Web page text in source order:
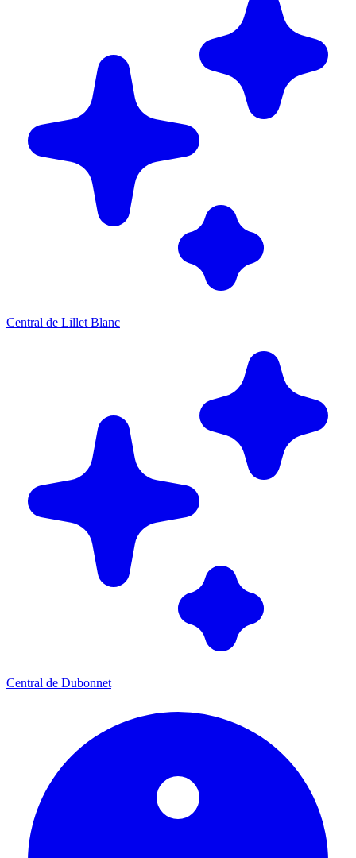
Central de Lillet Blanc
Central de Dubonnet